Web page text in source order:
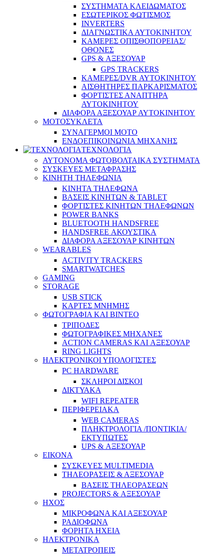
ΣΥΣΤΗΜΑΤΑ ΚΛΕΙΔΩΜΑΤΟΣ
ΕΣΩΤΕΡΙΚΟΣ ΦΩΤΙΣΜΟΣ
INVERTERS
ΔΙΑΓΝΩΣΤΙΚΑ ΑΥΤΟΚΙΝΗΤΟΥ
ΚΑΜΕΡΕΣ ΟΠΙΣΘΟΠΟΡΕΙΑΣ/
ΟΘΟΝΕΣ
GPS & ΑΞΕΣΟΥΑΡ
GPS TRACKERS
ΚΑΜΕΡΕΣ/DVR ΑΥΤΟΚΙΝΗΤΟΥ
ΑΙΣΘΗΤΗΡΕΣ ΠΑΡΚΑΡΙΣΜΑΤΟΣ
ΦΟΡΤΙΣΤΕΣ ΑΝΑΠΤΗΡΑ
ΑΥΤΟΚΙΝΗΤΟΥ
ΔΙΑΦΟΡΑ ΑΞΕΣΟΥΑΡ ΑΥΤΟΚΙΝΗΤΟΥ
ΜΟΤΟΣΥΚΛΕΤΑ
ΣΥΝΑΓΕΡΜΟΙ ΜΟΤΟ
ΕΝΔΟΕΠΙΚΟΙΝΩΝΙΑ ΜΗΧΑΝΗΣ
ΤΕΧΝΟΛΟΓΙΑ
ΑΥΤΟΝΟΜΑ ΦΩΤΟΒΟΛΤΑΙΚΑ ΣΥΣΤΗΜΑΤΑ
ΣΥΣΚΕΥΕΣ ΜΕΤΑΦΡΑΣΗΣ
ΚΙΝΗΤΗ ΤΗΛΕΦΩΝΙΑ
ΚΙΝΗΤΑ ΤΗΛΕΦΩΝΑ
ΒΑΣΕΙΣ ΚΙΝΗΤΩΝ & TABLET
ΦΟΡΤΙΣΤΕΣ ΚΙΝΗΤΩΝ ΤΗΛΕΦΩΝΩΝ
POWER BANKS
BLUETOOTH HANDSFREE
HANDSFREE ΑΚΟΥΣΤΙΚΑ
ΔΙΑΦΟΡΑ ΑΞΕΣΟΥΑΡ ΚΙΝΗΤΩΝ
WEARABLES
ACTIVITY TRACKERS
SMARTWATCHES
GAMING
STORAGE
USB STICK
ΚΑΡΤΕΣ ΜΝΗΜΗΣ
ΦΩΤΟΓΡΑΦΙΑ ΚΑΙ ΒΙΝΤΕΟ
ΤΡΙΠΟΔΕΣ
ΦΩΤΟΓΡΑΦΙΚΕΣ ΜΗΧΑΝΕΣ
ACTION CAMERAS KAI ΑΞΕΣΟΥΑΡ
RING LIGHTS
ΗΛΕΚΤΡΟΝΙΚΟΙ ΥΠΟΛΟΓΙΣΤΕΣ
PC HARDWARE
ΣΚΛΗΡΟΙ ΔΙΣΚΟΙ
ΔΙΚΤΥΑΚΑ
WIFI REPEATER
ΠΕΡΙΦΕΡΕΙΑΚΑ
WEB CAMERAS
ΠΛΗΚΤΡΟΛΟΓΙΑ /ΠΟΝΤΙΚΙΑ/
ΕΚΤΥΠΩΤΕΣ
UPS & ΑΞΕΣΟΥΑΡ
ΕΙΚΟΝΑ
ΣΥΣΚΕΥΕΣ MULTIMEDIA
ΤΗΛΕΟΡΑΣΕΙΣ & ΑΞΕΣΟΥΑΡ
ΒΑΣΕΙΣ ΤΗΛΕΟΡΑΣΕΩΝ
PROJECTORS & ΑΞΕΣΟΥΑΡ
ΗΧΟΣ
ΜΙΚΡΟΦΩΝΑ ΚΑΙ ΑΞΕΣΟΥΑΡ
ΡΑΔΙΟΦΩΝΑ
ΦΟΡΗΤΑ ΗΧΕΙΑ
ΗΛΕΚΤΡΟΝΙΚΑ
ΜΕΤΑΤΡΟΠΕΙΣ